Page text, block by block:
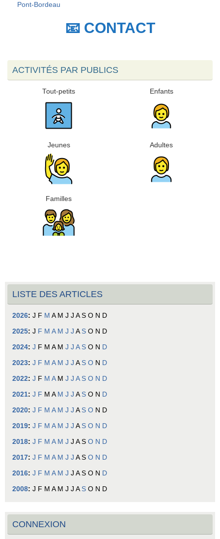
Pont-Bordeau
📧 CONTACT
ACTIVITÉS PAR PUBLICS
Tout-petits Enfants
Jeunes Adultes
Familles
LISTE DES ARTICLES
2026: J F M A M J J A S O N D
2025: J F M A M J J A S O N D
2024: J F M A M J J A S O N D
2023: J F M A M J J A S O N D
2022: J F M A M J J A S O N D
2021: J F M A M J J A S O N D
2020: J F M A M J J A S O N D
2019: J F M A M J J A S O N D
2018: J F M A M J J A S O N D
2017: J F M A M J J A S O N D
2016: J F M A M J J A S O N D
2008: J F M A M J J A S O N D
CONNEXION